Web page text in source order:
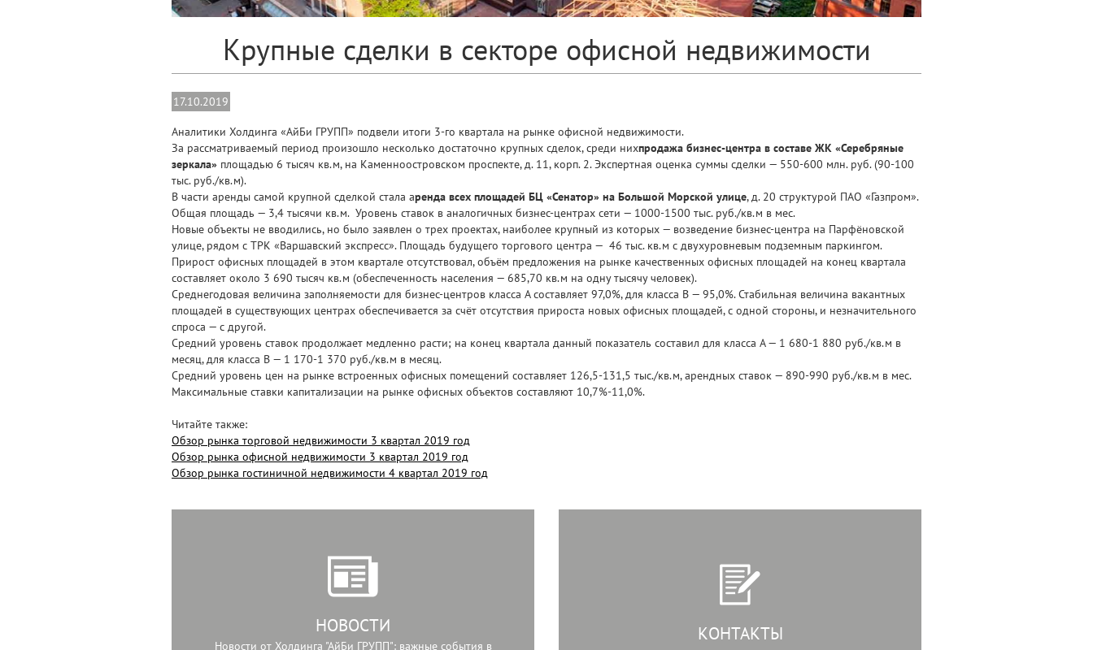
Крупные сделки в секторе офисной недвижимости
17.10.2019
Аналитики Холдинга «АйБи ГРУПП» подвели итоги 3-го квартала на рынке офисной недвижимости.
За рассматриваемый период произошло несколько достаточно крупных сделок, среди нихпродажа бизнес-центра в составе ЖК «Серебряные
зеркала» площадью 6 тысяч кв.м, на Каменноостровском проспекте, д. 11, корп. 2. Экспертная оценка суммы сделки — 550-600 млн. руб. (90-100
тыс. руб./кв.м).
В части аренды самой крупной сделкой стала аренда всех площадей БЦ «Сенатор» на Большой Морской улице, д. 20 структурой ПАО «Газпром».
Общая площадь — 3,4 тысячи кв.м. Уровень ставок в аналогичных бизнес-центрах сети — 1000-1500 тыс. руб./кв.м в мес.
Новые объекты не вводились, но было заявлен о трех проектах, наиболее крупный из которых — возведение бизнес-центра на Парфёновской
улице, рядом с ТРК «Варшавский экспресс». Площадь будущего торгового центра — 46 тыс. кв.м с двухуровневым подземным паркингом.
Прирост офисных площадей в этом квартале отсутствовал, объём предложения на рынке качественных офисных площадей на конец квартала
составляет около 3 690 тысяч кв.м (обеспеченность населения — 685,70 кв.м на одну тысячу человек).
Среднегодовая величина заполняемости для бизнес-центров класса А составляет 97,0%, для класса В — 95,0%. Стабильная величина вакантных
площадей в существующих центрах обеспечивается за счёт отсутствия прироста новых офисных площадей, с одной стороны, и незначительного
спроса — с другой.
Средний уровень ставок продолжает медленно расти; на конец квартала данный показатель составил для класса А — 1 680-1 880 руб./кв.м в
месяц, для класса В — 1 170-1 370 руб./кв.м в месяц.
Средний уровень цен на рынке встроенных офисных помещений составляет 126,5-131,5 тыс./кв.м, арендных ставок — 890-990 руб./кв.м в мес.
Максимальные ставки капитализации на рынке офисных объектов составляют 10,7%-11,0%.
Читайте также:
Обзор рынка торговой недвижимости 3 квартал 2019 год
Обзор рынка офисной недвижимости 3 квартал 2019 год
Обзор рынка гостиничной недвижимости 4 квартал 2019 год
НОВОСТИ
Новости от Холдинга "АйБи ГРУПП": важные события в
КОНТАКТЫ